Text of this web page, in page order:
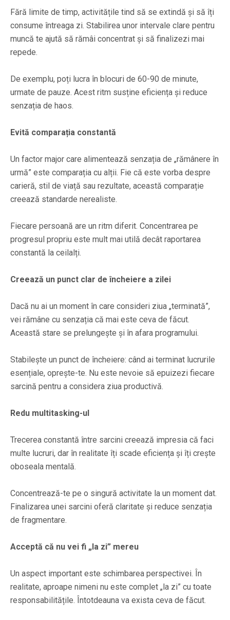
Fără limite de timp, activitățile tind să se extindă și să îți
consume întreaga zi. Stabilirea unor intervale clare pentru
muncă te ajută să rămâi concentrat și să finalizezi mai
repede.
De exemplu, poți lucra în blocuri de 60-90 de minute,
urmate de pauze. Acest ritm susține eficiența și reduce
senzația de haos.
Evită comparația constantă
Un factor major care alimentează senzația de „rămânere în
urmă” este comparația cu alții. Fie că este vorba despre
carieră, stil de viață sau rezultate, această comparație
creează standarde nerealiste.
Fiecare persoană are un ritm diferit. Concentrarea pe
progresul propriu este mult mai utilă decât raportarea
constantă la ceilalți.
Creează un punct clar de încheiere a zilei
Dacă nu ai un moment în care consideri ziua „terminată”,
vei rămâne cu senzația că mai este ceva de făcut.
Această stare se prelungește și în afara programului.
Stabilește un punct de încheiere: când ai terminat lucrurile
esențiale, oprește-te. Nu este nevoie să epuizezi fiecare
sarcină pentru a considera ziua productivă.
Redu multitasking-ul
Trecerea constantă între sarcini creează impresia că faci
multe lucruri, dar în realitate îți scade eficiența și îți crește
oboseala mentală.
Concentrează-te pe o singură activitate la un moment dat.
Finalizarea unei sarcini oferă claritate și reduce senzația
de fragmentare.
Acceptă că nu vei fi „la zi” mereu
Un aspect important este schimbarea perspectivei. În
realitate, aproape nimeni nu este complet „la zi” cu toate
responsabilitățile. Întotdeauna va exista ceva de făcut.